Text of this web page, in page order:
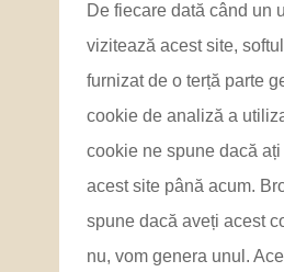
De fiecare dată când un
vizitează acest site,
furnizat de o terță parte
cookie de analiză a
cookie ne spune dacă
acest site până acum.
spune dacă aveți acest
nu, vom genera unul.